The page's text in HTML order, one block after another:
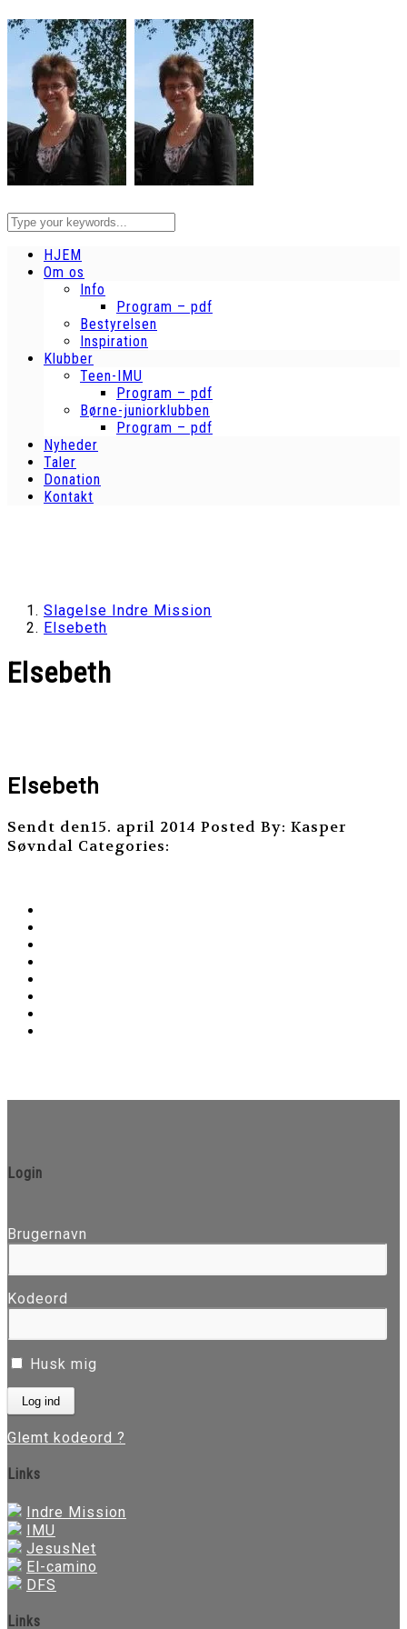
HJEM
Om os
Info
Program – pdf
Bestyrelsen
Inspiration
Klubber
Teen-IMU
Program – pdf
Børne-juniorklubben
Program – pdf
Nyheder
Taler
Donation
Kontakt
Slagelse Indre Mission
Elsebeth
Elsebeth
Elsebeth
Sendt den15. april 2014 Posted By: Kasper
Søvndal Categories:
Login
Brugernavn
Kodeord
Husk mig
Glemt kodeord ?
Links
Indre Mission
IMU
JesusNet
El-camino
DFS
Links